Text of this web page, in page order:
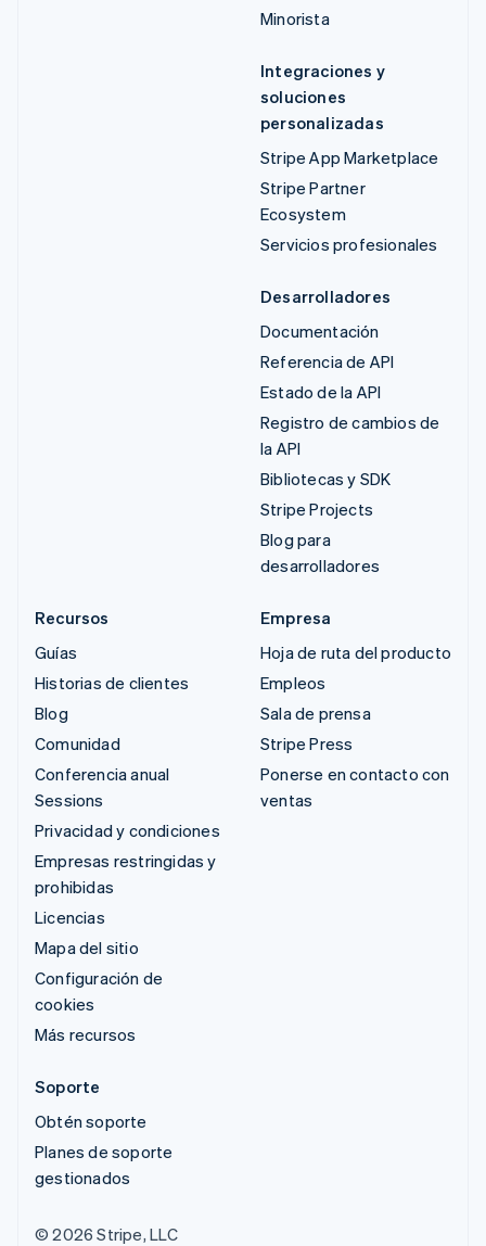
Minorista
Integraciones y
soluciones
personalizadas
Stripe App Marketplace
Stripe Partner
Ecosystem
Servicios profesionales
Desarrolladores
Documentación
Referencia de API
Estado de la API
Registro de cambios de
la API
Bibliotecas y SDK
Stripe Projects
Blog para
desarrolladores
Recursos
Guías
Historias de clientes
Blog
Comunidad
Conferencia anual
Sessions
Privacidad y condiciones
Empresas restringidas y
prohibidas
Licencias
Mapa del sitio
Configuración de
cookies
Más recursos
Empresa
Hoja de ruta del producto
Empleos
Sala de prensa
Stripe Press
Ponerse en contacto con
ventas
Soporte
Obtén soporte
Planes de soporte
gestionados
© 2026 Stripe, LLC